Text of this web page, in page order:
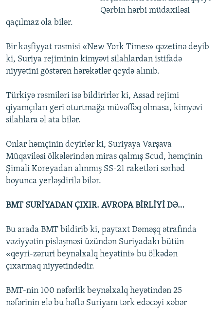
Qərbin hərbi müdaxiləsi
qaçılmaz ola bilər.
Bir kəşfiyyat rəsmisi «New York Times» qəzetinə deyib
ki, Suriya rejiminin kimyəvi silahlardan istifadə
niyyətini göstərən hərəkətlər qeydə alınıb.
Türkiyə rəsmiləri isə bildirirlər ki, Assad rejimi
qiyamçıları geri oturtmağa müvəffəq olmasa, kimyəvi
silahlara əl ata bilər.
Onlar həmçinin deyirlər ki, Suriyaya Varşava
Müqaviləsi ölkələrindən miras qalmış Scud, həmçinin
Şimali Koreyadan alınmış SS-21 raketləri sərhəd
boyunca yerləşdirilə bilər.
BMT SURİYADAN ÇIXIR. AVROPA BİRLİYİ DƏ…
Bu arada BMT bildirib ki, paytaxt Dəməşq ətrafında
vəziyyətin pisləşməsi üzündən Suriyadakı bütün
«qeyri-zəruri beynəlxalq heyətini» bu ölkədən
çıxarmaq niyyətindədir.
BMT-nin 100 nəfərlik beynəlxalq heyətindən 25
nəfərinin elə bu həftə Suriyanı tərk edəcəyi xəbər